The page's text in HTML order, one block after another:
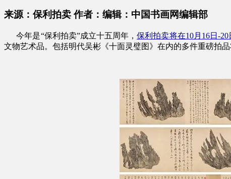
来源：保利拍卖 作者：编辑：中国书画网编辑部
今年是“保利拍卖”成立十五周年，保利拍卖将在10月16日-
文物艺术品。包括明代吴彬《十面灵璧图》在内的多件重磅拍品